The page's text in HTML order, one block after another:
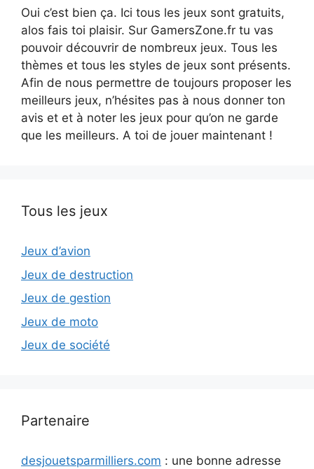
Oui c’est bien ça. Ici tous les jeux sont gratuits,
alos fais toi plaisir. Sur GamersZone.fr tu vas
pouvoir découvrir de nombreux jeux. Tous les
thèmes et tous les styles de jeux sont présents.
Afin de nous permettre de toujours proposer les
meilleurs jeux, n’hésites pas à nous donner ton
avis et et à noter les jeux pour qu’on ne garde
que les meilleurs. A toi de jouer maintenant !
Tous les jeux
Jeux d’avion
Jeux de destruction
Jeux de gestion
Jeux de moto
Jeux de société
Partenaire
desjouetsparmilliers.com : une bonne adresse